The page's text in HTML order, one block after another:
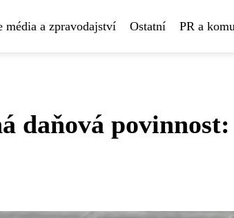
média a zpravodajství Ostatní PR a
daňová